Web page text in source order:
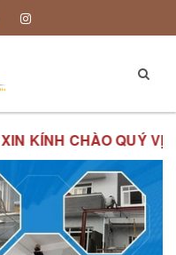
ĐƠN GIÁ XÂY DỰNG